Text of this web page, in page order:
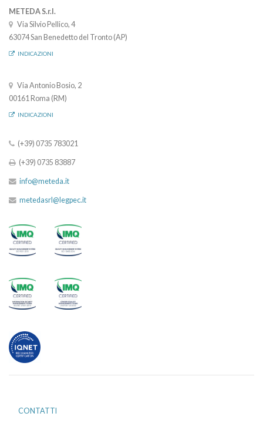
METEDA S.r.l.
Via Silvio Pellico, 4
63074 San Benedetto del Tronto (AP)
INDICAZIONI
Via Antonio Bosio, 2
00161 Roma (RM)
INDICAZIONI
(+39) 0735 783021
(+39) 0735 83887
info@meteda.it
metedasrl@legpec.it
CONTATTI